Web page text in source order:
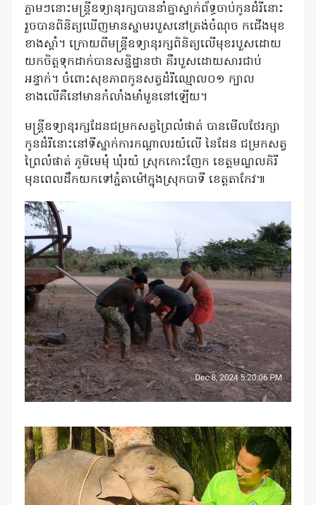
ភ្លាមៗនោះមន្ត្រីឧទ្យានុរក្សបាននាំគ្នាស្ទាក់ព័ទ្ធចាប់កូនដំរីនោះ
រួចបានពិនិត្យឃើញមានស្នាមរបួសនៅត្រង់ចំណុច កជើងមុខ
ខាងស្តាំ។ ក្រោយពីមន្ត្រីឧទ្យានុរក្សពិនិត្យលើមុខរបួសដោយ
យកចិត្តទុកដាក់បានសន្និដ្ឋានថា គឺរបួសដោយសារជាប់
អន្ទាក់។ ចំពោះសុខភាពកូនសត្វដំរីឈ្មោល០១ ក្បាល
ខាងលើគឺនៅមានកំលាំងមាំមួននៅឡើយ។
មន្ត្រីឧទ្យានុរក្សដែនជម្រកសត្វព្រៃលំផាត់ បានមើលថែរក្សា
កូនដំរីនោះនៅទីស្នាក់ការកណ្ដាលរយ៉លើ នៃដែន ជម្រកសត្វ
ព្រៃលំផាត់ ភូមិមេមុំ ឃុំរយ៉ ស្រុកកោះញែក ខេត្តមណ្ឌលគិរី
មុនពេលដឹកយកទៅភ្នំតាម៉ៅក្នុងស្រុកបាទី ខេត្តតាកែវ៕